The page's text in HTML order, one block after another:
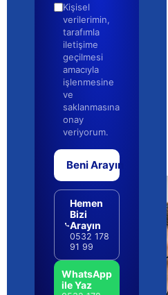
Kişisel
verilerimin,
tarafımla
iletişime
geçilmesi
amacıyla
işlenmesine
ve
saklanmasına
onay
veriyorum.
Beni Arayın
Hemen
Bizi
Arayın
0532 178
91 99
WhatsApp
ile Yaz